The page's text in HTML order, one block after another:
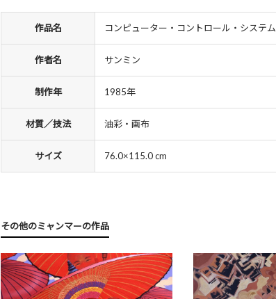
作品名 コンピューター・コントロール・システム
作者名 サンミン
制作年 1985年
材質／技法 油彩・画布
サイズ 76.0×115.0 cm
その他のミャンマーの作品